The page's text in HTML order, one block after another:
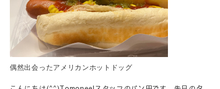
偶然出会ったアメリカンホットドッグ